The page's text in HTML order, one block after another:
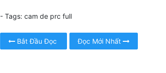
- Tags: cam de prc full
Bắt Đầu Đọc Đọc Mới Nhất